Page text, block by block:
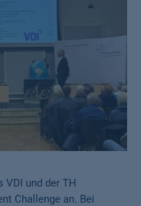
VDI und der TH
Challenge an. Bei